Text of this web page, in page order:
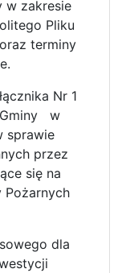
w zakresie
Pliku
terminy
Nr 1
Gminy w
sprawie
przez
się na
Pożarnych
dla